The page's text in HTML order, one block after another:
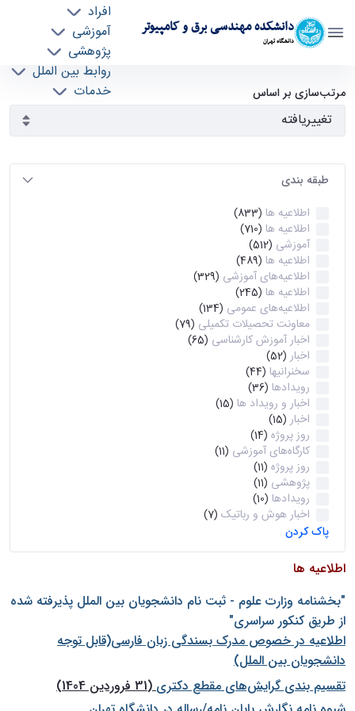
دانشکده مهندسی برق و کامپیوتر
دانشگاه تهران
افراد
آموزشی
پژوهشی
روابط بین الملل
خدمات
آرشیو اطلاعیه ها - ece- دانشکده مهندسی برق و
کامپیوتر
مرتب‌سازی بر اساس
طبقه بندی
اطلاعیه ها (833)
اطلاعیه ها (710)
آموزشی (512)
اطلاعیه ها (489)
اطلاعیه‌های‌ آموزشی (329)
اطلاعیه ها (245)
اطلاعیه‌های عمومی (134)
معاونت تحصیلات تکمیلی (79)
اخبار آموزش کارشناسی (65)
اخبار (52)
سخنرانیها (44)
رویدادها (36)
اخبار و رویداد ها (15)
اخبار (15)
روز پروژه (14)
کارگاه‌های آموزشی (11)
روز پروژه (11)
پژوهشی (11)
رویدادها (10)
اخبار هوش و رباتیک (7)
پاک کردن
اطلاعیه ها
"بخشنامه وزارت علوم - ثبت نام دانشجويان بين الملل پذيرفته شده
از طريق كنكور سراسری"
اطلاعیه در خصوص مدرک بسندگی زبان فارسی(قابل توجه
دانشجویان بین الملل)
تقسیم بندی گرایش‌های مقطع دکتری(31 فروردین 1404)